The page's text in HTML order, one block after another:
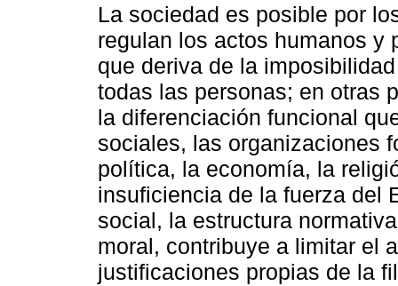
La sociedad es posible por
regulan los actos humanos y
que deriva de la
todas las personas; en otras
la diferenciación funcional
sociales, las organizaciones
política, la economía, la
insuficiencia de la fuerza del
social, la estructura
moral, contribuye a limitar el
justificaciones propias de la